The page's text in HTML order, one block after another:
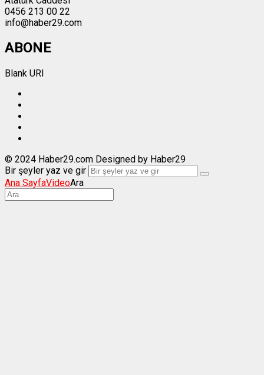
0456 213 00 22
info@haber29.com
ABONE
Blank URI
© 2024 Haber29.com Designed by Haber29
Bir şeyler yaz ve gir
Ana SayfaVideoAra